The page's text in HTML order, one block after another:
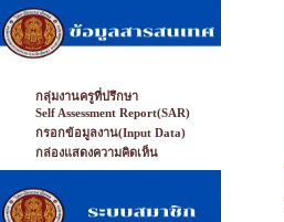
กลุ่มงานครูที่ปรึกษา
Self Assessment Report(SAR)
กรอกข้อมูลงาน(Input Data)
กล่องแสดงความคิดเห็น